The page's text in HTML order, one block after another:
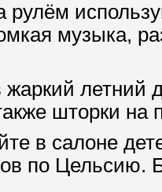
рулём
музыка,
летний
шторки на
в салоне
по